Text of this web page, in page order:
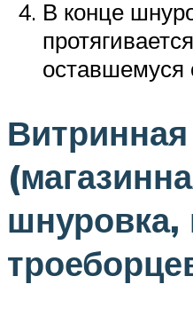
В конце
оставшемуся
шнуровка,